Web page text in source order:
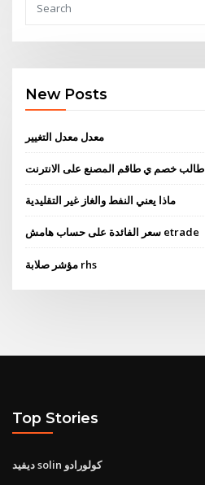
New Posts
معدل معدل التغيير
طالب خصم ي طاقم المصنع على الانترنت
ماذا يعني النفط والغاز غير التقليدية
سعر الفائدة على حساب هامش etrade
مؤشر صلابة rhs
Top Stories
ديفيد solin كولورادو